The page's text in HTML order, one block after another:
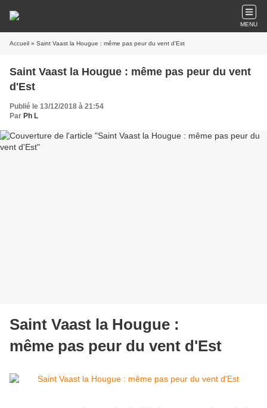
MENU
Accueil » Saint Vaast la Hougue : même pas peur du vent d'Est
Saint Vaast la Hougue : même pas peur du vent
d'Est
Publié le 13/12/2018 à 21:54
Par Ph L
Saint Vaast la Hougue :
même pas peur du vent d'Est